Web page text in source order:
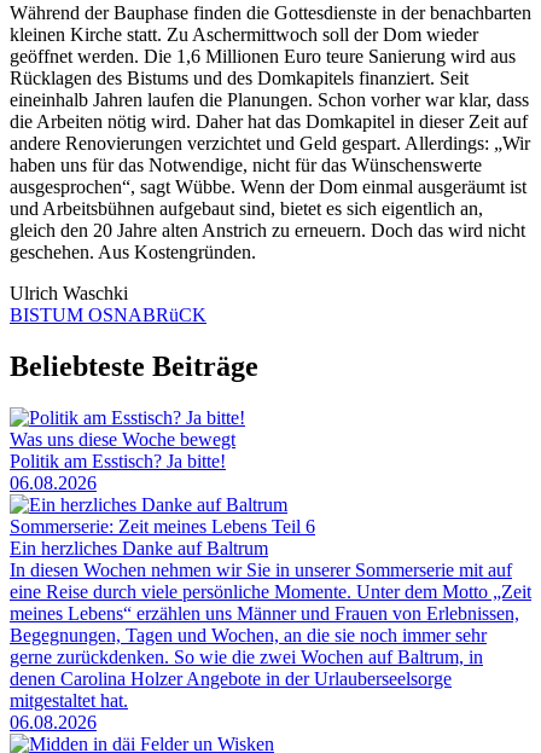
Während der Bauphase finden die Gottesdienste in der benachbarten
kleinen Kirche statt. Zu Aschermittwoch soll der Dom wieder
geöffnet werden. Die 1,6 Millionen Euro teure Sanierung wird aus
Rücklagen des Bistums und des Domkapitels finanziert. Seit
eineinhalb Jahren laufen die Planungen. Schon vorher war klar, dass
die Arbeiten nötig wird. Daher hat das Domkapitel in dieser Zeit auf
andere Renovierungen verzichtet und Geld gespart. Allerdings: „Wir
haben uns für das Notwendige, nicht für das Wünschenswerte
ausgesprochen“, sagt Wübbe. Wenn der Dom einmal ausgeräumt ist
und Arbeitsbühnen aufgebaut sind, bietet es sich eigentlich an,
gleich den 20 Jahre alten Anstrich zu erneuern. Doch das wird nicht
geschehen. Aus Kostengründen.
Ulrich Waschki
BISTUM OSNABRüCK
Beliebteste Beiträge
Was uns diese Woche bewegt
Politik am Esstisch? Ja bitte!
06.08.2026
Sommerserie: Zeit meines Lebens Teil 6
Ein herzliches Danke auf Baltrum
In diesen Wochen nehmen wir Sie in unserer Sommerserie mit auf
eine Reise durch viele persönliche Momente. Unter dem Motto „Zeit
meines Lebens“ erzählen uns Männer und Frauen von Erlebnissen,
Begegnungen, Tagen und Wochen, an die sie noch immer sehr
gerne zurückdenken. So wie die zwei Wochen auf Baltrum, in
denen Carolina Holzer Angebote in der Urlauberseelsorge
mitgestaltet hat.
06.08.2026